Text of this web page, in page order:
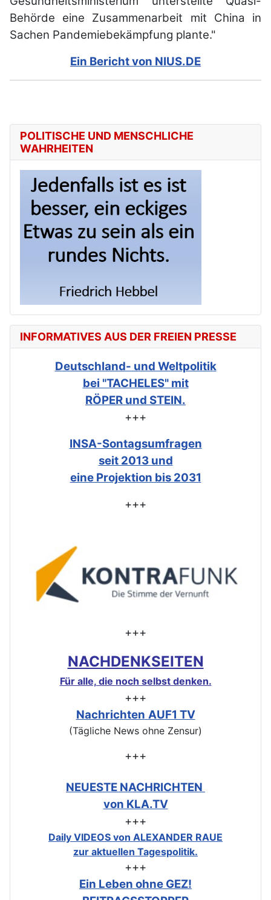
Behörde eine Zusammenarbeit mit China in
Sachen Pandemiebekämpfung plante."
Ein Bericht von NIUS.DE
POLITISCHE UND MENSCHLICHE
WAHRHEITEN
INFORMATIVES AUS DER FREIEN PRESSE
Deutschland- und Weltpolitik
bei "TACHELES" mit
RÖPER und STEIN.
+++
INSA-Sontagsumfragen
seit 2013 und
eine Projektion bis 2031
+++
+++
NACHDENKSEITEN
Für alle, die noch selbst denken.
+++
Nachrichten AUF1 TV
(Tägliche News ohne Zensur)
+++
NEUESTE NACHRICHTEN
von KLA.TV
+++
Daily VIDEOS von ALEXANDER RAUE
zur aktuellen Tagespolitik.
+++
Ein Leben ohne GEZ!